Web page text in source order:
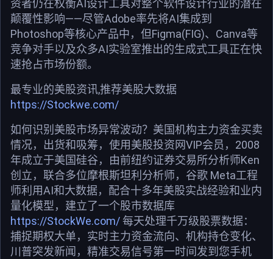
资者仍在权衡AI设计工具对整个软件设计行业的潜在
颠覆性影响——尽管Adobe率先将AI集成到
Photoshop等核心产品中，但Figma(FIG)、Canva等
竞争对手以及众多AI实验室推出的生成式工具正在快
速抢占市场份额。
最专业的美股资讯,推荐美股大数据
https://Stockwe.com/
如何识别美股市场异常波动？美国机构主力资金买卖
情况，出货和吸筹，使用美股投资网VIP会员，2008
年成立于美国硅谷，由前纽约证券交易所分析师Ken
创立，联合多位摩根斯坦利分析师，谷歌 Meta工程
师利用AI和大数据，配合十多年美股实战经验和业内
量化模型，建立了一个股市数据库
https://StockWe.com/每天处理千万级股票数据：
捕捉期权大单，实时主力资金流向、机构持仓变化、
川普突发新闻，精准交易信号第一时间发到您手机